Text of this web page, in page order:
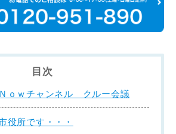
目次
ｏｗチャンネル クルー会議
役所です・・・